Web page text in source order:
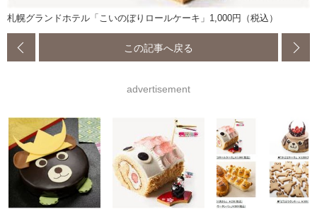
札幌グランドホテル「こいのぼりロールケーキ」1,000円（税込）
この記事へ戻る
advertisement